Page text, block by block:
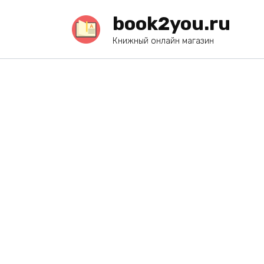
book2you.ru
Книжный онлайн магазин